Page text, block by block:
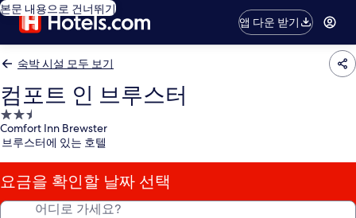
본문 내용으로 건너뛰기
앱 다운 받기
숙박 시설 모두 보기
컴포트 인 브루스터
2.5
성
급
숙
박
시
Comfort Inn Brewster
브루스터에 있는 호텔
요금을 확인할 날짜 선택
어디로 가세요?